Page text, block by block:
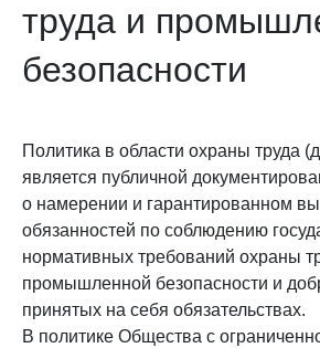
труда и
безопасности
Политика в области охраны труда
является публичной
о намерении и гарантированном
обязанностей по соблюдению
нормативных требований охраны
промышленной безопасности и
принятых на себя обязательствах.
В политике Общества с